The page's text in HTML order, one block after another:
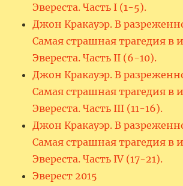
Эвереста. Часть I (1-5).
Джон Кракауэр. В
Самая страшная трагедия в
Эвереста. Часть II (6-10).
Джон Кракауэр. В
Самая страшная трагедия в
Эвереста. Часть III (11-16).
Джон Кракауэр. В
Самая страшная трагедия в
Эвереста. Часть IV (17-21).
Эверест 2015